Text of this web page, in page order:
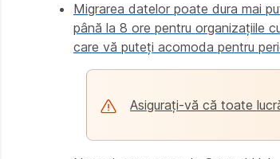
Migrarea datelor poate dura mai
până la 8 ore pentru organizațiile
care vă puteți acomoda pentru
Asigurați-vă că toate